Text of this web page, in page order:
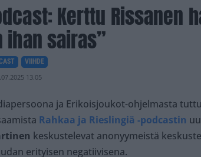
Kerttu Rissanen
ihan sairas”
VIIHDE
13.05
ja Erikoisjoukot-ohjelmasta
Rahkaa ja Rieslingiä -podcastin
keskustelevat anonyymeistä
erityisen negatiivisena.